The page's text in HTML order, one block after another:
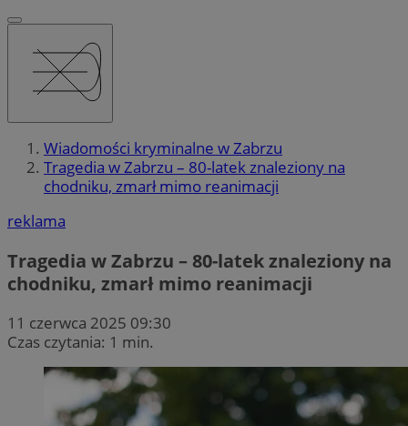
Wiadomości kryminalne w Zabrzu
Tragedia w Zabrzu – 80-latek znaleziony na
chodniku, zmarł mimo reanimacji
reklama
Tragedia w Zabrzu – 80-latek znaleziony na
chodniku, zmarł mimo reanimacji
11 czerwca 2025 09:30
Czas czytania: 1 min.